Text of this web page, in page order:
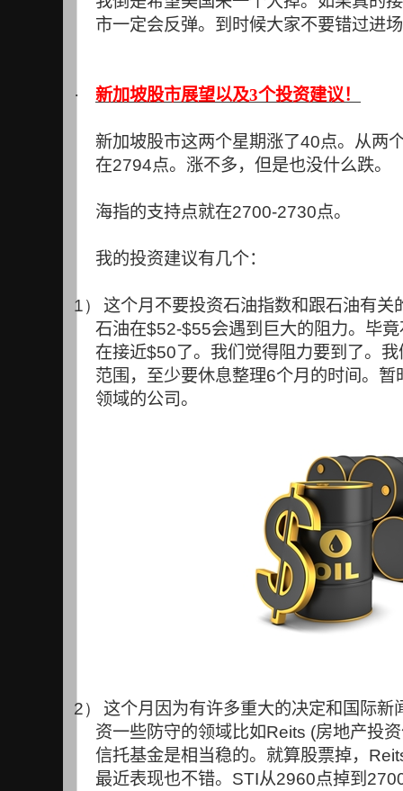
市一定会反弹。到时候大家不要错过进
· 新加坡股市展望以及3个投资建议！
新加坡股市这两个星期涨了40点。从两
在2794点。涨不多，但是也没什么跌。
海指的支持点就在2700-2730点。
我的投资建议有几个：
1）
这个月不要投资石油指数和跟石油有关
石油在$52-$55会遇到巨大的阻力。毕
在接近$50了。我们觉得阻力要到了。
范围，至少要休息整理6个月的时间。暂
领域的公司。
2）
这个月因为有许多重大的决定和国际新
资一些防守的领域比如Reits (房地产投
信托基金是相当稳的。就算股票掉，
最近表现也不错。 STI从2960点掉到